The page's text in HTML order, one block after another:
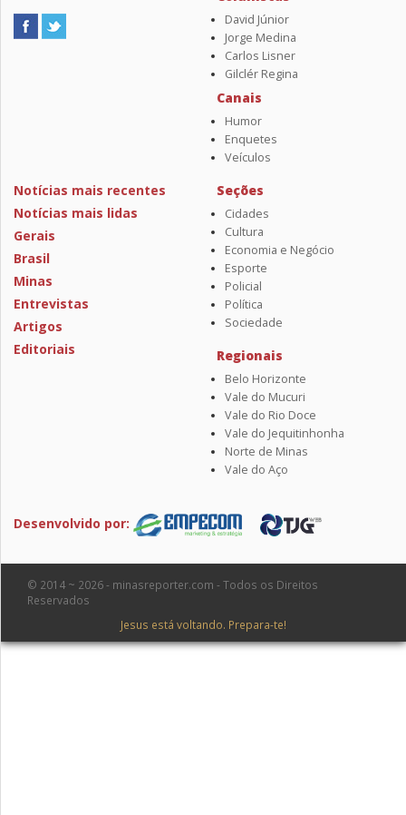
David Júnior
Jorge Medina
Carlos Lisner
Gilclér Regina
Canais
Humor
Enquetes
Veículos
Notícias mais recentes
Notícias mais lidas
Gerais
Brasil
Minas
Entrevistas
Artigos
Editoriais
Seções
Cidades
Cultura
Economia e Negócio
Esporte
Policial
Política
Sociedade
Regionais
Belo Horizonte
Vale do Mucuri
Vale do Rio Doce
Vale do Jequitinhonha
Norte de Minas
Vale do Aço
Desenvolvido por:
© 2014 ~ 2026 - minasreporter.com - Todos os Direitos
Reservados
Jesus está voltando. Prepara-te!